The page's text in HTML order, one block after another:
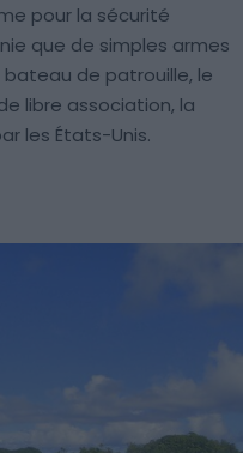
pour la sécurité
que de simples armes
bateau de patrouille, le
libre association, la
les États-Unis.